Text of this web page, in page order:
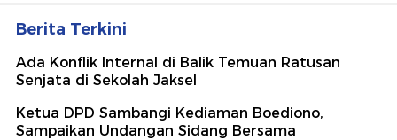
Berita Terkini
Ada Konflik Internal di Balik Temuan Ratusan
Senjata di Sekolah Jaksel
Ketua DPD Sambangi Kediaman Boediono,
Sampaikan Undangan Sidang Bersama